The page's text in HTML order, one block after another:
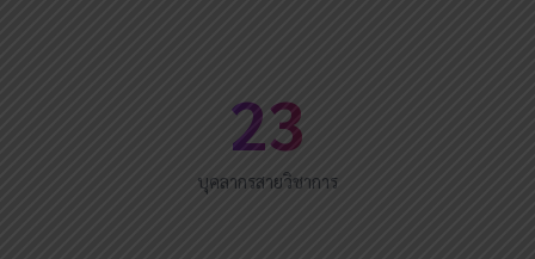
23
บุคลากรสายวิชาการ